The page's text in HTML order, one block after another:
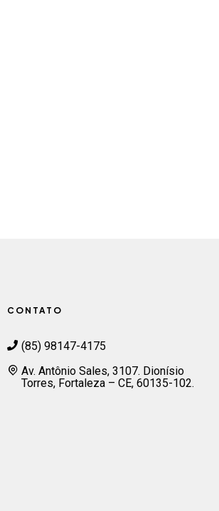
CONTATO
(85) 98147-4175
Av. Antônio Sales, 3107. Dionísio
Torres, Fortaleza – CE, 60135-102.